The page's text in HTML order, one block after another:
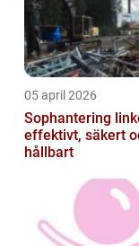
05 april 2026
Sophantering
effektivt, säkert
hållbart